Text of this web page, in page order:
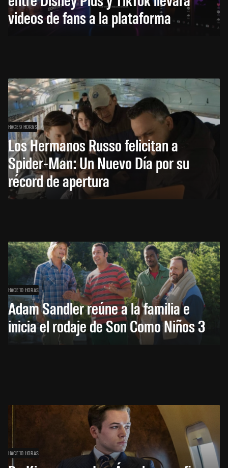
videos de fans a la plataforma
HACE 9 HORAS
Los Hermanos Russo felicitan a
Spider-Man: Un Nuevo Día por su
récord de apertura
HACE 10 HORAS
Adam Sandler reúne a la familia e
inicia el rodaje de Son Como Niños 3
HACE 10 HORAS